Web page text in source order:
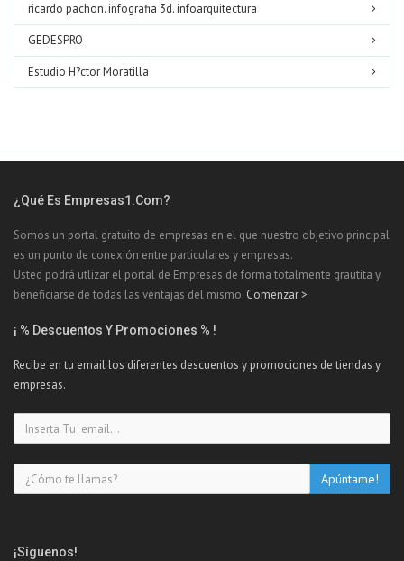
ricardo pachon. infografia 3d. infoarquitectura
GEDESPRO
Estudio H?ctor Moratilla
¿Qué Es Empresas1.com?
Somos un portal gratuito de empresas en el que nuestro objetivo principal
es un punto de conexión entre particulares y empresas.
Usted podrá utlizar el portal de Empresas de forma totalmente grautita y
beneficiarse de todas las ventajas del mismo. Comenzar >
¡ % Descuentos Y Promociones % !
Recibe en tu email los diferentes descuentos y promociones de tiendas y
empresas.
¡Síguenos!